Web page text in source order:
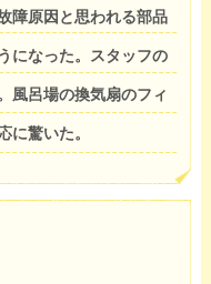
障原因と思われる部品
になった。スタッフの
風呂場の換気扇のフィ
に驚いた。